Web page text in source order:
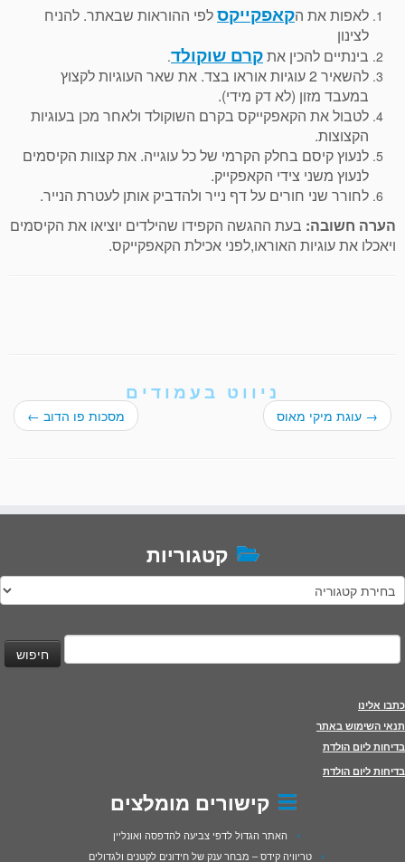
לאפות את הקאפקייקסלפי ההוראות שבאתר. להניח
לצינון
בינתיים להכין אתקרם שוקולד.
להשאיר 2 עוגיות אוראו בצד. את שאר העוגיות לקצוץ
במעבד מזון (לא דק מידי).
לטבול את הקאפקייקס בקרם השוקולד ולאחר מכן בעוגיות
הקצוצות.
לנעוץ קיסם בחלק הקרמי של כל עוגייה. את קצוות הקיסמים
לנעוץ משני צידי הקאפקייק.
לחורר שני חורים על דף נייר ולהדביק אותן לעטרת הנייר.
הערה חשובה: בעת ההגשה הקפידו שהילדים יוציאו את הקיסמים
ויאכלו את עוגיות האוראו,לפני אכילת הקאפקייקס.
ניווט בעמודים
→ עוגת מיקי מאוס מסכות פו הדוב ←
קטגוריות
קטגוריות
חיפוש:
כתבו אלינו
תנאי השימוש באתר
בדיחות ליום הולדת
בדיחות ליום הולדת
קישורים מומלצים
האתר הגדול לדפי צביעה להדפסה ואונליין
טריוויה קידס – מבחר ענק של חידונים לקטנים ולגדולים